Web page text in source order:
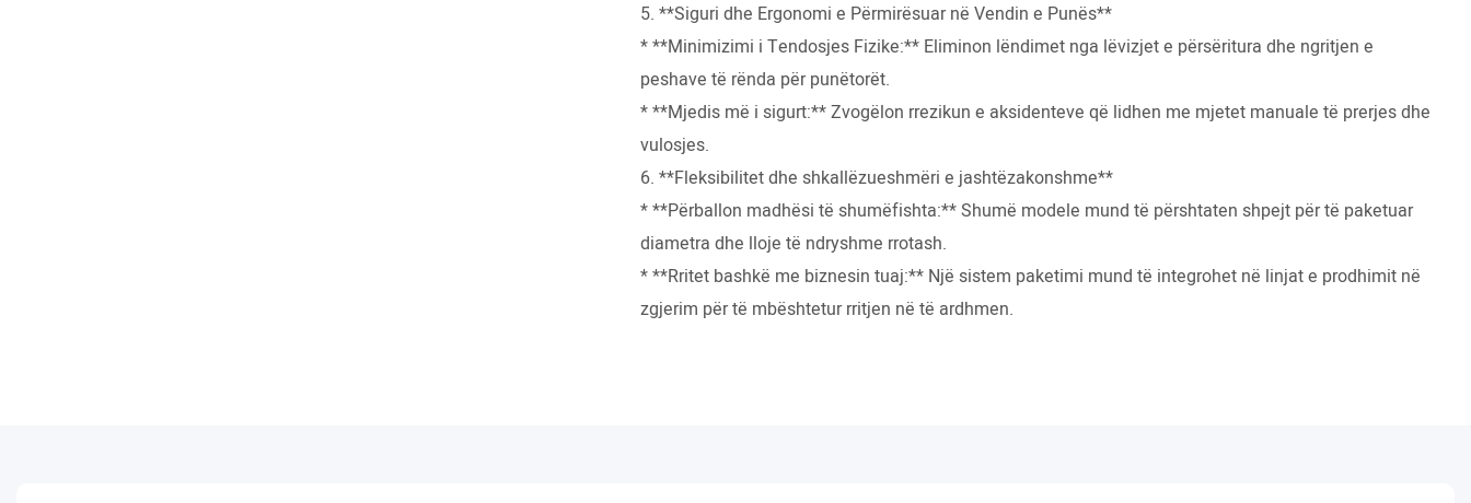
5. **Siguri dhe Ergonomi e Përmirësuar në Vendin e Punës**
* **Minimizimi i Tendosjes Fizike:** Eliminon lëndimet nga lëvizjet e përsëritura dhe ngritjen e
peshave të rënda për punëtorët.
* **Mjedis më i sigurt:** Zvogëlon rrezikun e aksidenteve që lidhen me mjetet manuale të prerjes dhe
vulosjes.
6. **Fleksibilitet dhe shkallëzueshmëri e jashtëzakonshme**
* **Përballon madhësi të shumëfishta:** Shumë modele mund të përshtaten shpejt për të paketuar
diametra dhe lloje të ndryshme rrotash.
* **Rritet bashkë me biznesin tuaj:** Një sistem paketimi mund të integrohet në linjat e prodhimit në
zgjerim për të mbështetur rritjen në të ardhmen.